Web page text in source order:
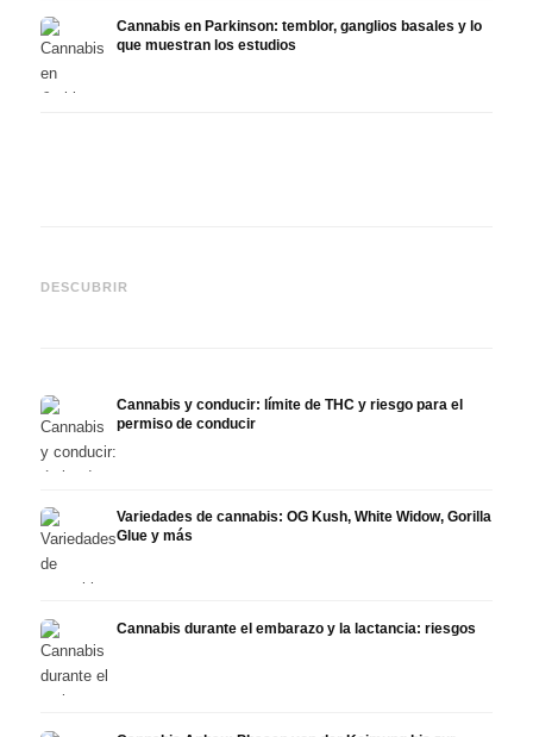
Cannabis en Parkinson: temblor, ganglios basales y lo
que muestran los estudios
DESCUBRIR
automedición y lo que
Cannabis y conducir: límite de THC y riesgo para el
permiso de conducir
Variedades de cannabis: OG Kush, White Widow, Gorilla
Glue y más
Cannabis durante el embarazo y la lactancia: riesgos